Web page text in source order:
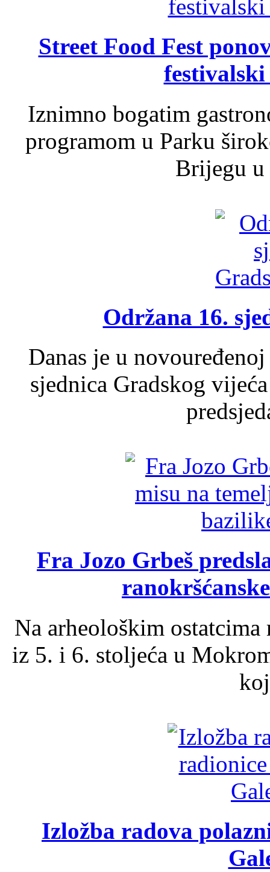
Street Food Fest
Iznimno bogatim
programom u Parku
Brijegu u
Održana 16.
Danas je u
sjednica Gradskog
Fra Jozo Grbeš
Na arheološkim
iz 5. i 6. stoljeća u
Izložba radova